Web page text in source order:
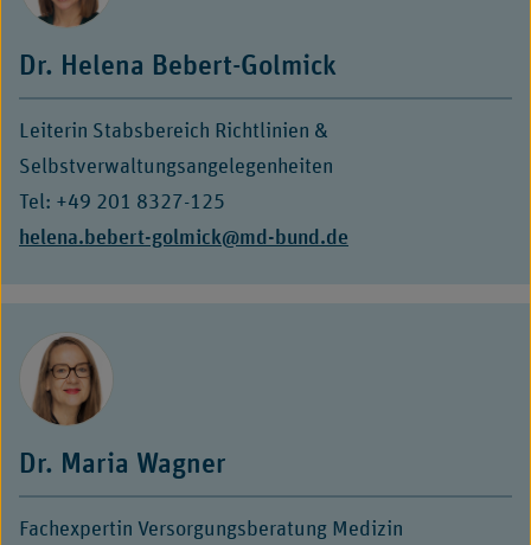
Fenster
Dr. Helena Bebert-Golmick
Leiterin Stabsbereich Richtlinien &
Selbstverwaltungsangelegenheiten
Tel: +49 201 8327-125
E-
helena.bebert-golmick@md-bund.de
Dr. Maria Wagner
Fachexpertin Versorgungsberatung Medizin